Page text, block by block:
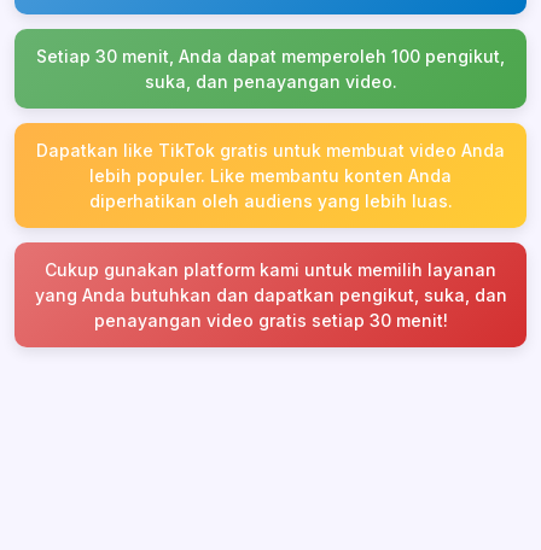
Setiap 30 menit, Anda dapat memperoleh 100 pengikut,
suka, dan penayangan video.
Dapatkan like TikTok gratis untuk membuat video Anda
lebih populer. Like membantu konten Anda
diperhatikan oleh audiens yang lebih luas.
Cukup gunakan platform kami untuk memilih layanan
yang Anda butuhkan dan dapatkan pengikut, suka, dan
penayangan video gratis setiap 30 menit!